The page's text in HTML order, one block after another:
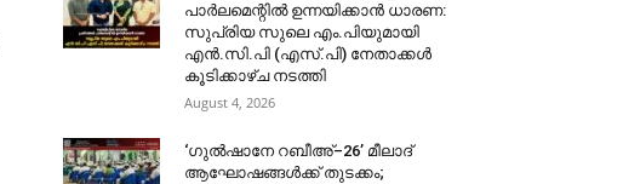
പാർലമെന്റിൽ ഉന്നയിക്കാൻ ധാരണ:
സുപ്രിയ സുലെ എം.പിയുമായി
എൻ.സി.പി (എസ്.പി) നേതാക്കൾ
കൂടിക്കാഴ്ച നടത്തി
August 4, 2026
‘ഗുൽഷാനേ റബീഅ്–26’ മീലാദ്
ആഘോഷങ്ങൾക്ക് തുടക്കം;